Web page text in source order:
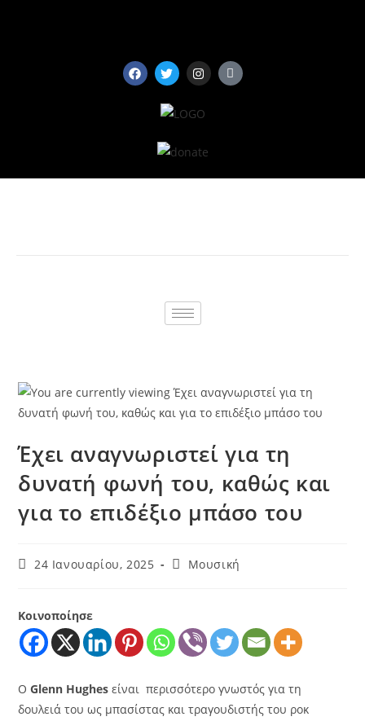
Έχει αναγνωριστεί για τη
δυνατή φωνή του, καθώς και
για το επιδέξιο μπάσο του
24 Ιανουαρίου, 2025 Μουσική
Κοινοποίησε
ΟGlenn Hughes είναι περισσότερο γνωστός για τη
δουλειά του ως μπασίστας και τραγουδιστής του ροκ